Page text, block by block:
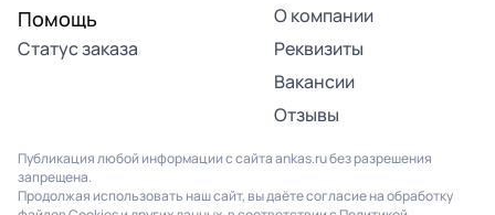
Помощь
Статус заказа
О компании
Реквизиты
Вакансии
Отзывы
Публикация любой информации с сайта ankas.ru без разрешения
запрещена.
Продолжая использовать наш сайт, вы даёте согласие на обработку